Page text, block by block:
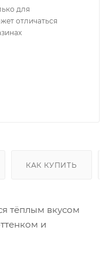
для
отличаться
КАК КУПИТЬ
тёплым вкусом
и